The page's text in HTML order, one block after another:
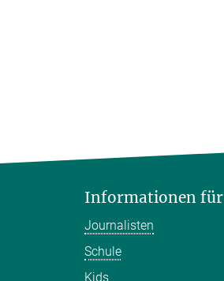
Informationen für
Journalisten
Schule
Kids